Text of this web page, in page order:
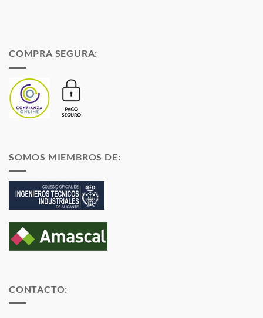
COMPRA SEGURA:
SOMOS MIEMBROS DE:
CONTACTO: